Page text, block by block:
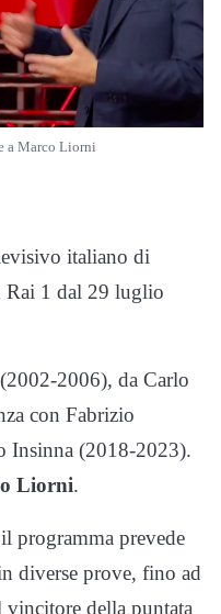
a Marco Liorni
italiano di
Rai 1 dal 29 luglio
2006), da Carlo
con Fabrizio
Insinna (2018-2023).
Liorni.
programma prevede
diverse prove, fino ad
vincitore della puntata